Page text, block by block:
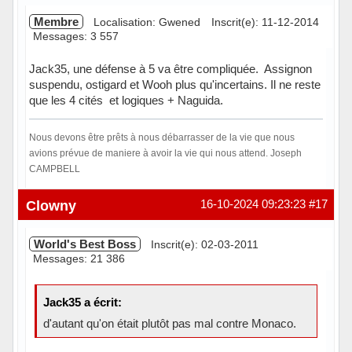
Membre Localisation: Gwened
Inscrit(e): 11-12-2014
Messages: 3 557
Jack35, une défense à 5 va être compliquée. Assignon
suspendu, ostigard et Wooh plus qu'incertains. Il ne reste
que les 4 cités et logiques + Naguida.
Nous devons être prêts à nous débarrasser de la vie que nous
avions prévue de maniere à avoir la vie qui nous attend. Joseph
CAMPBELL
Hors ligne #17
16-10-2024 09:23:23
Clowny
World's Best Boss
Inscrit(e): 02-03-2011
Messages: 21 386
Jack35 a écrit:
d'autant qu'on était plutôt pas mal contre Monaco.